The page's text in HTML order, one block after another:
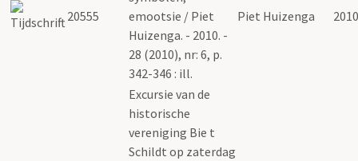
20555
emootsie / Piet
Huizenga. - 2010. -
28 (2010), nr: 6, p.
342-346 : ill.
Piet Huizenga 2010
Excursie van de
historische
vereniging Bie t
Schildt op zaterdag